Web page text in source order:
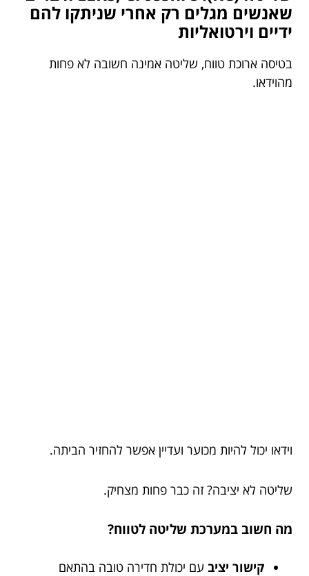
שאנשים מגלים רק אחרי שניתקו להם
ידיים וירטואליות
בטיסה ארוכת טווח, שליטה אמינה חשובה לא פחות
מהוידאו.
וידאו יכול להיות מכוער ועדיין אפשר להחזיר הביתה.
שליטה לא יציבה? זה כבר פחות מצחיק.
מה חשוב במערכת שליטה לטווח?
קישור יציב עם יכולת חדירה טובה בהתאם